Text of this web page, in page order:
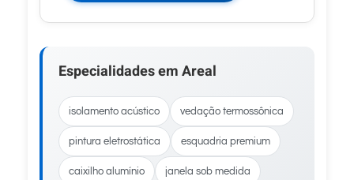
Especialidades em Areal
isolamento acústico vedação termossônica
pintura eletrostática esquadria premium
caixilho alumínio janela sob medida